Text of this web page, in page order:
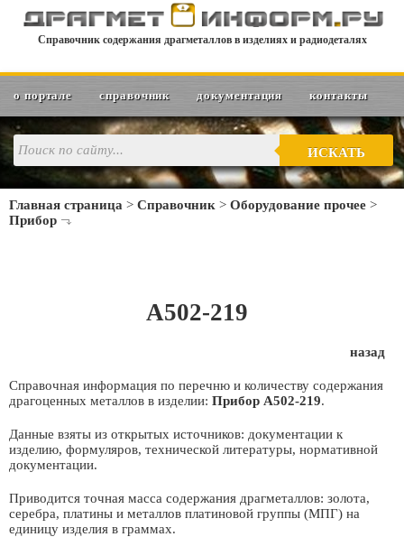
Справочник содержания драгметаллов в изделиях и радиодеталях
о портале справочник документация контакты
ИСКАТЬ
Главная страница > Справочник > Оборудование прочее >
Прибор
А502-219
назад
Справочная информация по перечню и количеству содержания
драгоценных металлов в изделии: Прибор А502-219.
Данные взяты из открытых источников: документации к
изделию, формуляров, технической литературы, нормативной
документации.
Приводится точная масса содержания драгметаллов: золота,
серебра, платины и металлов платиновой группы (МПГ) на
единицу изделия в граммах.